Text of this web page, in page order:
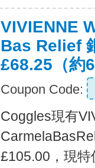
VIVIENNE
Bas Relief
£68.25（約
Coupon Code:
Coggles現有
£105.00，現